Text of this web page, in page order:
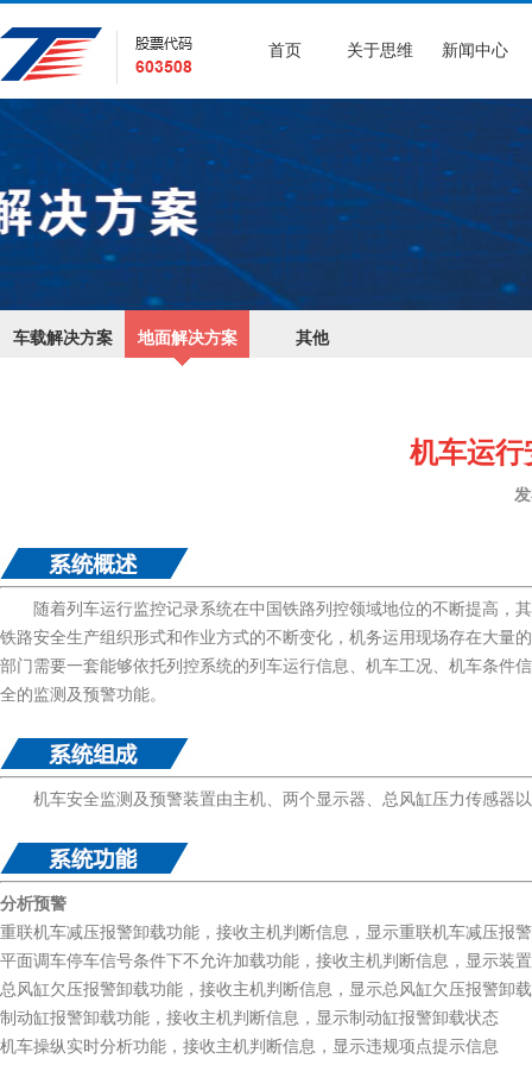
首页 关于思维 新闻中心
车载解决方案 地面解决方案 其他
机车运行
随着列车运行监控记录系统在中国铁路列控领域地位的不断提高，
铁路安全生产组织形式和作业方式的不断变化，机务运用现场存在大量
部门需要一套能够依托列控系统的列车运行信息、机车工况、机车条件
全的监测及预警功能。
机车安全监测及预警装置由主机、两个显示器、总风缸压力传感器
分析预警
重联机车减压报警卸载功能，接收主机判断信息，显示重联机车减压报
平面调车停车信号条件下不允许加载功能，接收主机判断信息，显示装
总风缸欠压报警卸载功能，接收主机判断信息，显示总风缸欠压报警卸
制动缸报警卸载功能，接收主机判断信息，显示制动缸报警卸载状态
机车操纵实时分析功能，接收主机判断信息，显示违规项点提示信息